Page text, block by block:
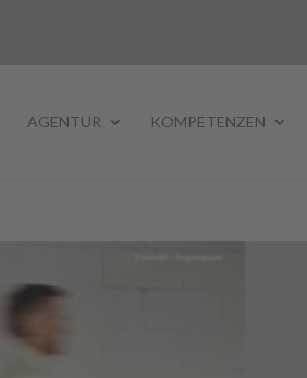
AGENTUR KOMPETENZEN